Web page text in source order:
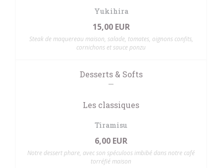
Yukihira
15,00 EUR
Steak de maquereau maison, salade, tomates, oignons confits,
cornichons et sauce ponzu
Desserts & Softs
Les classiques
Tiramisu
6,00 EUR
Notre dessert phare, avec son spéculoos imbibé dans notre café
torréfié maison